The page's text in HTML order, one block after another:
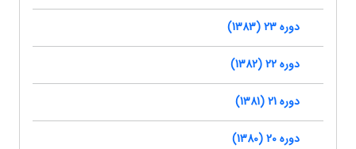
دوره 23 (1383)
دوره 22 (1382)
دوره 21 (1381)
دوره 20 (1380)